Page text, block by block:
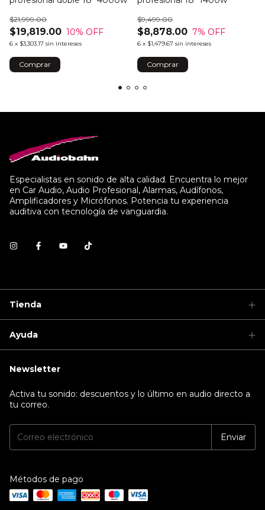
$19,819.00
$21,999.00
10% OFF
6 x $3,303.17 sin intereses
$8,878.00
$9,499.00
7% OFF
6 x $1,479.67 sin intereses
Especialistas en sonido de alta calidad. Encuentra lo mejor
en Car Audio, Audio Profesional, Alarmas, Audífonos,
Amplificadores y Micrófonos. Potencia tu experiencia
auditiva con tecnología de vanguardia.
Tienda
Ayuda
Newsletter
Activa tu sonido: descuentos y lo último en audio directo a
tu correo.
Métodos de pago